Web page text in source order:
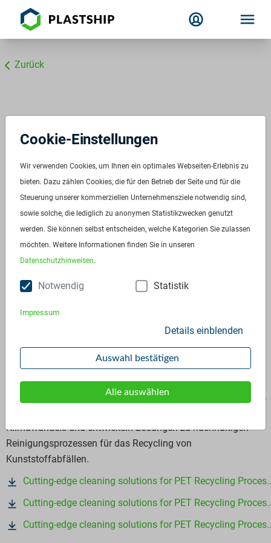
Zurück
Additive Partner
Chemetall GmbH
Die globale Geschäftseinheit Oberflächentechnik des BASF-
Unternehmensbereichs Coatings, die unter der Marke
Chemetall agiert, ist ein global führender Lieferant für
innovative Oberflächenbehandlungstechnologien mit über 40
Tochtergesellschaften und 21 Produktionsstandorte weltweit.
Klimawandels und entwickeln Lösungen zu nachhaltigen
Reinigungsprozessen für das Recycling von
Kunststoffabfällen.
Cutting-edge cleaning solutions for PET Recycling Processes DE
Cutting-edge cleaning solutions for PET Recycling Processes APAC
Cutting-edge cleaning solutions for PET Recycling Processes EN
Cookie-Einstellungen
Wir verwenden Cookies, um Ihnen ein optimales Webseiten-Erlebnis zu
bieten. Dazu zählen Cookies, die für den Betrieb der Seite und für die
Steuerung unserer kommerziellen Unternehmensziele notwendig sind,
sowie solche, die lediglich zu anonymen Statistikzwecken genutzt
werden. Sie können selbst entscheiden, welche Kategorien Sie zulassen
möchten. Weitere Informationen finden Sie in unseren
Datenschutzhinweisen.
Notwendig Statistik
Impressum
Details einblenden
Auswahl bestätigen
Alle auswählen